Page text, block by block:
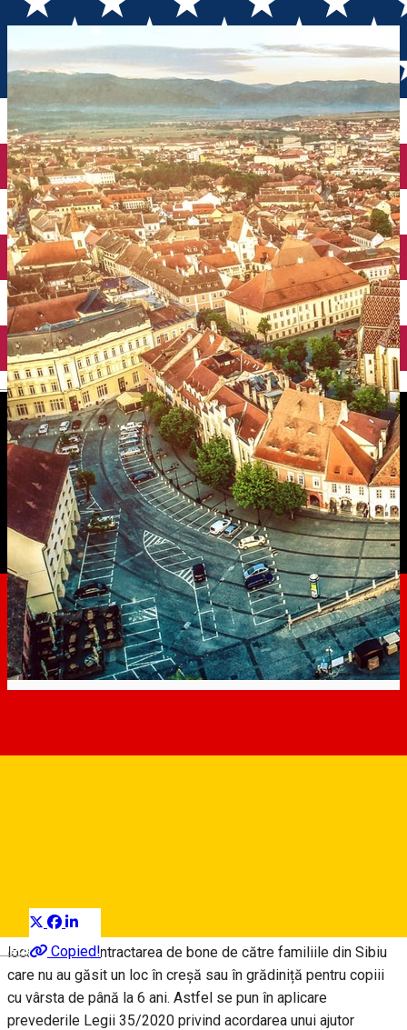
English
Deutsch
grădiniță
bone, în cazul în care nu
Copied!
Din 3 iunie 2020, Primăria Sibiu va acorda bani din bugetul
local pentru contractarea de bone de către familiile din Sibiu
care nu au găsit un loc în creșă sau în grădiniță pentru copiii
cu vârsta de până la 6 ani. Astfel se pun în aplicare
prevederile Legii 35/2020 privind acordarea unui ajutor